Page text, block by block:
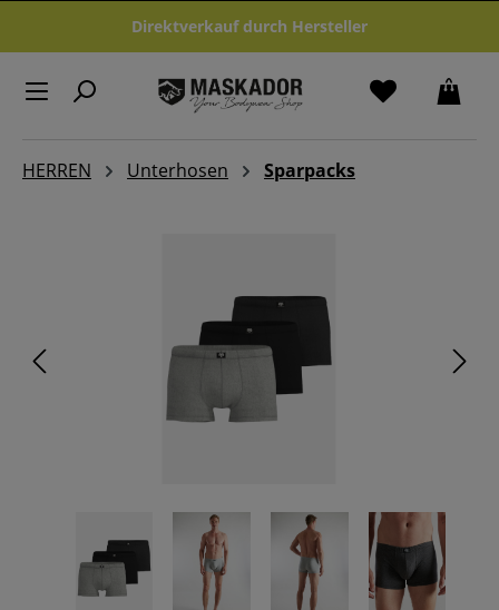
Zum Hauptinhalt springenDirektverkauf durch Hersteller
HERREN Unterhosen Sparpacks